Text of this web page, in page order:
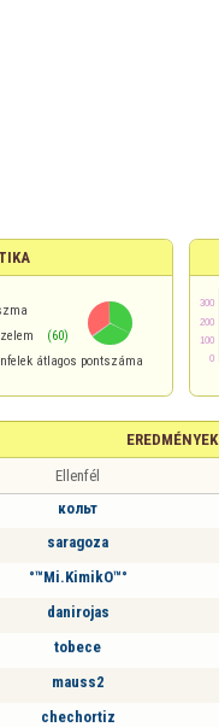
(60)
átlagos pontszáma
EREDMÉNYEK
Ellenfél
кольт
saragoza
°™Mi.KimikO™°
danirojas
tobece
mauss2
chechortiz